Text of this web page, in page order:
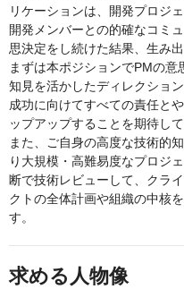
リケーションは、開発プロジ
開発メンバーとの的確なコミ
思決定をし続けた結果、生み出
まずは本ポジションでPMの
知見を活かしたディレクショ
成功に向けてすべての責任と
ップアップすることを期待して
また、ご自身の高度な技術的
り大規模・高難易度なプロジ
断で技術レビューして、クラ
クトの全体計画や組織の中核
す。
求める人物像